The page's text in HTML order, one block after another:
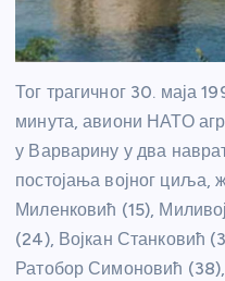
Тог трагичног 30. маја
минута, авиони НАТО
у Варварину у два
постојања војног циља,
Миленковић (15),
(24), Војкан Станковић
Ратобор Симоновић